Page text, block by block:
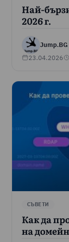
Най-
2026 г.
Jump.BG
23.04.2026
СЪВЕТИ
Как да
на